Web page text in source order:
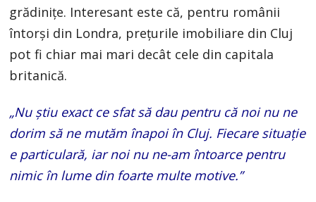
grădinițe. Interesant este că, pentru românii
întorși din Londra, prețurile imobiliare din Cluj
pot fi chiar mai mari decât cele din capitala
britanică.
„Nu știu exact ce sfat să dau pentru că noi nu ne
dorim să ne mutăm înapoi în Cluj. Fiecare situație
e particulară, iar noi nu ne-am întoarce pentru
nimic în lume din foarte multe motive.”